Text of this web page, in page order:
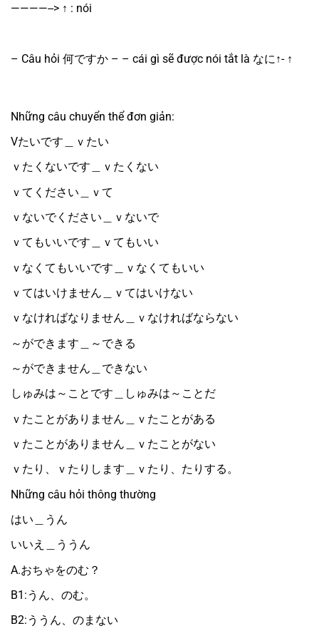
————--> ↑ : nói
– Câu hỏi 何ですか – – cái gì sẽ được nói tắt là なに↑- ↑
Những câu chuyển thể đơn giản:
Vたいです＿ｖたい
ｖたくないです＿ｖたくない
ｖてください＿ｖて
ｖないでください＿ｖないで
ｖてもいいです＿ｖてもいい
ｖなくてもいいです＿ｖなくてもいい
ｖてはいけません＿ｖてはいけない
ｖなければなりません＿ｖなければならない
～ができます＿～できる
～ができません＿できない
しゅみは～ことです＿しゅみは～ことだ
ｖたことがありません＿ｖたことがある
ｖたことがありません＿ｖたことがない
ｖたり、ｖたりします＿ｖたり、たりする。
Những câu hỏi thông thường
はい＿うん
いいえ＿ううん
A.おちゃをのむ？
B1:うん、のむ。
B2:ううん、のまない